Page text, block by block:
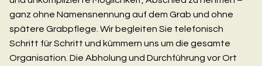
ganz ohne Namensnennung auf dem Grab und ohne
spätere Grabpflege. Wir begleiten Sie telefonisch
Schritt für Schritt und kümmern uns um die gesamte
Organisation. Die Abholung und Durchführung vor Ort